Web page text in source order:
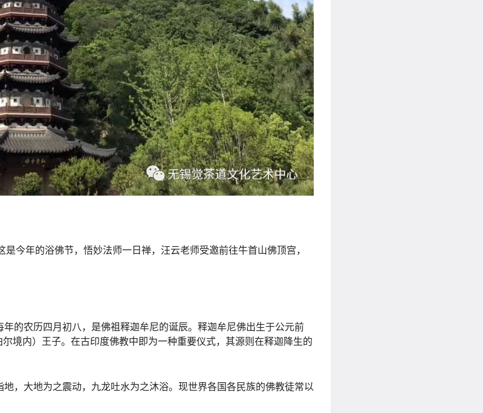
今年的浴佛节，悟妙法师一日禅，汪云老师受邀前往牛首山佛顶宫，